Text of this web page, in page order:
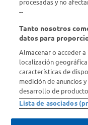
Descubrí Carrefour
Conocenos
Info útil
Comprá Online
Enterate de
procesadas y no
--
Tanto nosotros
datos para
Almacenar o acceder
localización
características de
medición de anuncios
desarrollo de
Lista de asociados